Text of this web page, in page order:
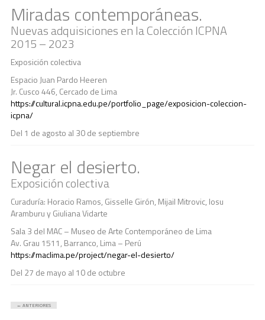
Miradas contemporáneas.
Nuevas adquisiciones en la Colección ICPNA
2015 – 2023
Exposición colectiva
Espacio Juan Pardo Heeren
Jr. Cusco 446, Cercado de Lima
https://cultural.icpna.edu.pe/portfolio_page/exposicion-coleccion-
icpna/
Del 1 de agosto al 30 de septiembre
Negar el desierto.
Exposición colectiva
Curaduría: Horacio Ramos, Gisselle Girón, Mijail Mitrovic, Iosu
Aramburu y Giuliana Vidarte
Sala 3 del MAC – Museo de Arte Contemporáneo de Lima
Av. Grau 1511, Barranco, Lima – Perú
https://maclima.pe/project/negar-el-desierto/
Del 27 de mayo al 10 de octubre
← ANTERIORES